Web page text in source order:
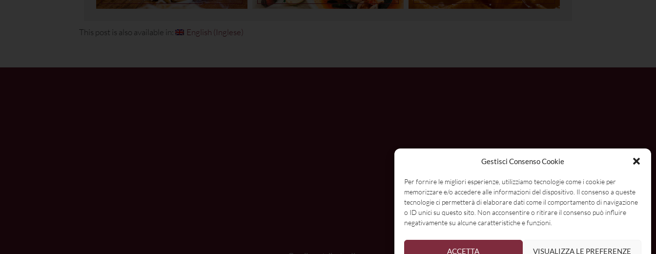
Gestisci Consenso Cookie
Per fornire le migliori esperienze, utilizziamo tecnologie come i cookie per
memorizzare e/o accedere alle informazioni del dispositivo. Il consenso a queste
tecnologie ci permetterà di elaborare dati come il comportamento di navigazione
o ID unici su questo sito. Non acconsentire o ritirare il consenso può influire
negativamente su alcune caratteristiche e funzioni.
ACCETTA VISUALIZZA LE PREFERENZE
This post is also available in: English (Inglese)
Nome